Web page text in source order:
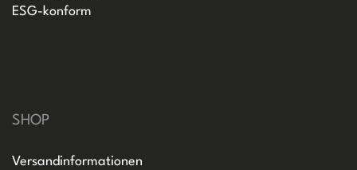
ESG-konform
SHOP
Versandinformationen